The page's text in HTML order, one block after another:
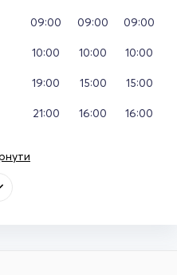
09:00
10:00
19:00
21:00
09:00
10:00
15:00
16:00
09:00
10:00
15:00
16:00